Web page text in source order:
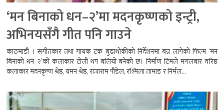
‘मन बिनाको धन–२’मा मदनकृष्णको इन्ट्री,
अभिनयसँगै गीत पनि गाउने
काठमाडौं । संगीतकार तथा गायक टंक बुढाथोकीको निर्देशनमा बन्न लागेको फिल्म ‘मन
बिनाको धन–२’को कलाकार टोली थप बलियो बनेको छ। निर्माण टिमले मंगलबार वरिष्ठ
कलाकार मदनकृष्ण श्रेष्ठ, यमन श्रेष्ठ, राजाराम पौडेल, रश्मिला तामाङ र निर्मल...